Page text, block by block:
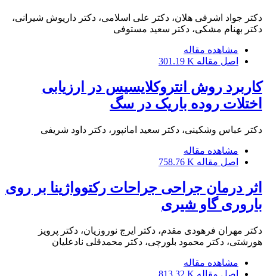
دکتر جواد اشرفی هلان، دکتر علی اسلامی، دکتر داریوش شیرانی،
دکتر بهنام مشکی، دکتر سعید مستوفی
مشاهده مقاله
اصل مقاله 301.19 K
کاربرد روش انتروکلایسیس در ارزیابی
اختلات روده باریک در سگ
دکتر عباس وشکینی، دکتر سعید امانپور، دکتر داود شریفی
مشاهده مقاله
اصل مقاله 758.76 K
اثر درمان جراحی جراحات رکتوواژینا بر روی
باروری گاو شیری
دکتر مهران فرهودی مقدم، دکتر ایرج نوروزیان، دکتر پرویز
هورشتی، دکتر محمود بلورچی، دکتر محمدقلی نادعلیان
مشاهده مقاله
اصل مقاله 813.32 K